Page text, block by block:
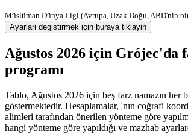
Müslüman Dünya Ligi (Avrupa, Uzak Doğu, ABD'nin bir
Ayarlari degistirmek için buraya tiklayin
Ağustos 2026 için Grójec'da
programı
Tablo, Ağustos 2026 için beş farz namazın her
göstermektedir. Hesaplamalar, 'nın coğrafi
alimleri tarafından önerilen yönteme göre
hangi yönteme göre yapıldığı ve mazhab